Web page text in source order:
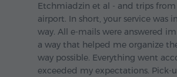
Etchmiadzin et al - and trips
airport. In short, your service was
way. All e-mails were answered
a way that helped me organize
way possible. Everything went
exceeded my expectations. Pick-